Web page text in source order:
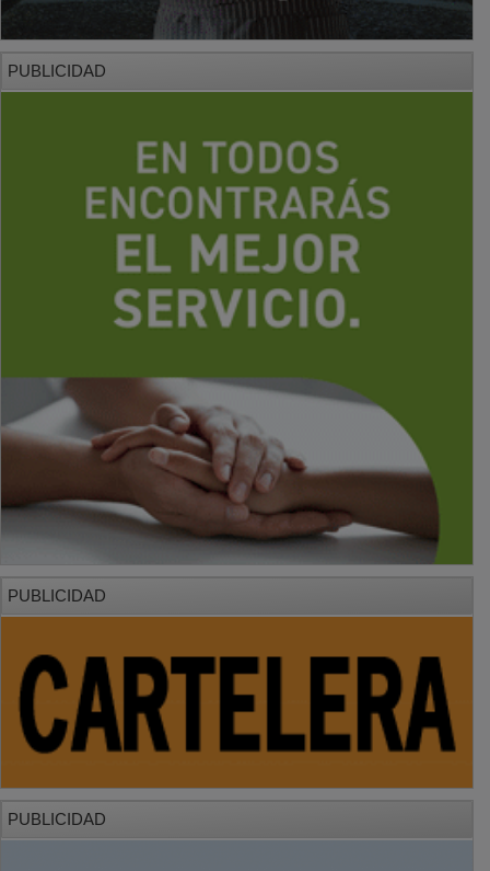
PUBLICIDAD
PUBLICIDAD
PUBLICIDAD